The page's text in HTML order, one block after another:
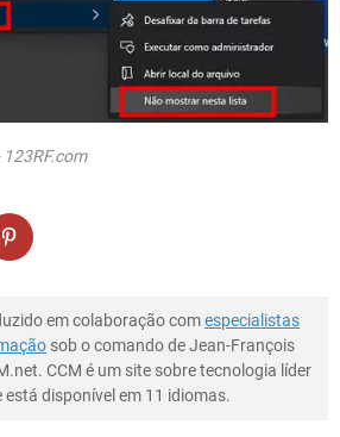
em colaboração comespecialistas
sob o comando de Jean-François
CCM é um site sobre tecnologia líder
disponível em 11 idiomas.